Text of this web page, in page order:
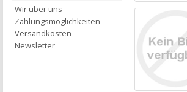
Wir über uns
Zahlungsmöglichkeiten
Versandkosten
Newsletter